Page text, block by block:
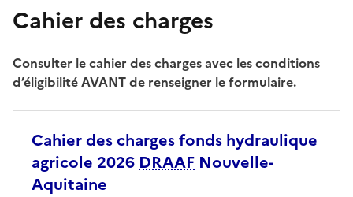
Cahier des charges
Consulter le cahier des charges avec les conditions
d’éligibilité AVANT de renseigner le formulaire.
Cahier des charges fonds hydraulique
agricole 2026 DRAAF Nouvelle-
Aquitaine